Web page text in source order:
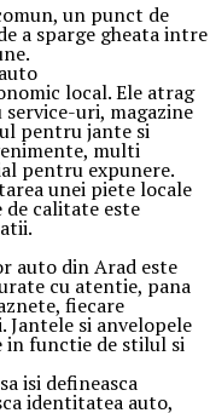
un punct de
a sparge gheata intre
local. Ele atrag
uri, magazine
pentru jante si
multi
pentru expunere.
unei piete locale
de calitate este
auto din Arad este
cu atentie, pana
fiecare
si anvelopele
in functie de stilul si
isi defineasca
identitatea auto,